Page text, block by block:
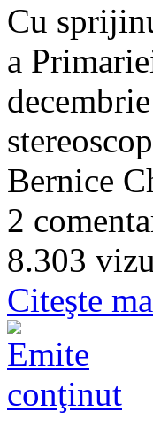
Cu
a
Bernice
2
8.303
Citeşte